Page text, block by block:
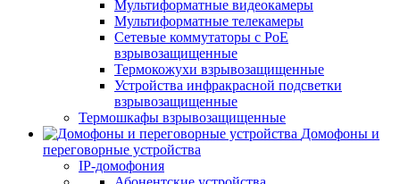
Мультиформатные видеокамеры
Мультиформатные телекамеры
Сетевые коммутаторы с РоЕ
взрывозащищенные
Термокожухи взрывозащищенные
Устройства инфракрасной подсветки
взрывозащищенные
Термошкафы взрывозащищенные
Домофоны и
переговорные устройства
IP-домофония